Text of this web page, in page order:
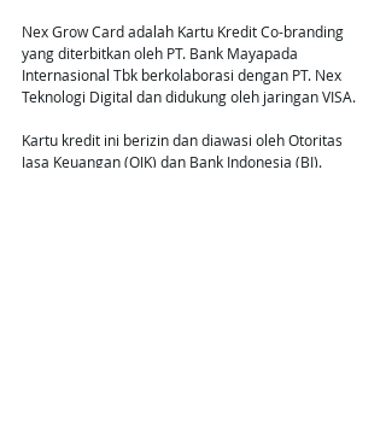
Nex Grow Card adalah Kartu Kredit Co-branding
yang diterbitkan oleh PT. Bank Mayapada
Internasional Tbk berkolaborasi dengan PT. Nex
Teknologi Digital dan didukung oleh jaringan VISA.
Kartu kredit ini berizin dan diawasi oleh Otoritas
Jasa Keuangan (OJK) dan Bank Indonesia (BI).